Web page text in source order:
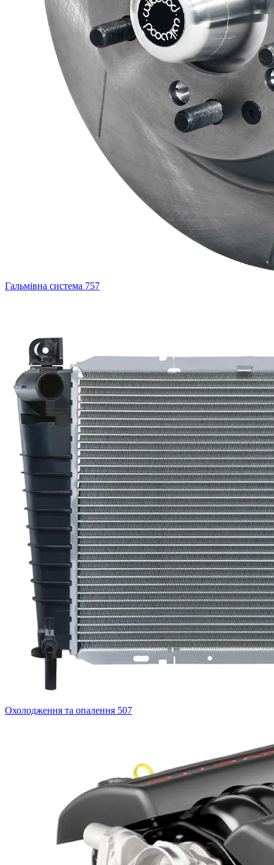
Гальмівна система 757
Охолодження та опалення 507